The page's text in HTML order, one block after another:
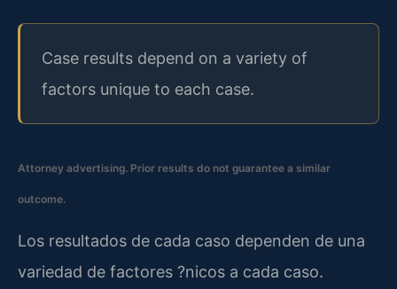
Case results depend on a variety of
factors unique to each case.
Attorney advertising. Prior results do not guarantee a similar
outcome.
Los resultados de cada caso dependen de una
variedad de factores ?nicos a cada caso.